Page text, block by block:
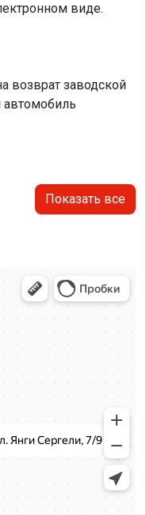
виде.
возврат заводской
Показать все